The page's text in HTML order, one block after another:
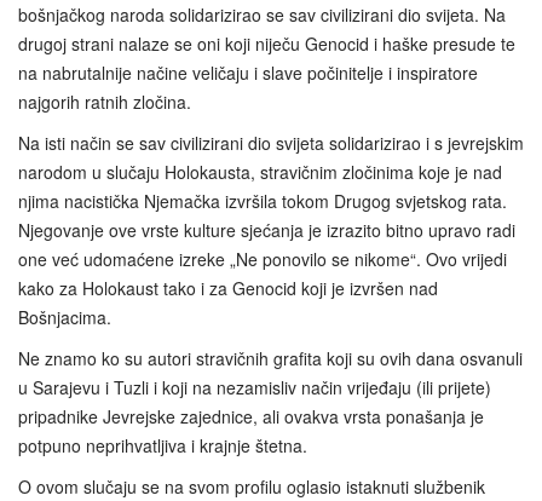
bošnjačkog naroda solidarizirao se sav civilizirani dio svijeta. Na
drugoj strani nalaze se oni koji niječu Genocid i haške presude te
na nabrutalnije načine veličaju i slave počinitelje i inspiratore
najgorih ratnih zločina.
Na isti način se sav civilizirani dio svijeta solidarizirao i s jevrejskim
narodom u slučaju Holokausta, stravičnim zločinima koje je nad
njima nacistička Njemačka izvršila tokom Drugog svjetskog rata.
Njegovanje ove vrste kulture sjećanja je izrazito bitno upravo radi
one već udomaćene izreke „Ne ponovilo se nikome“. Ovo vrijedi
kako za Holokaust tako i za Genocid koji je izvršen nad
Bošnjacima.
Ne znamo ko su autori stravičnih grafita koji su ovih dana osvanuli
u Sarajevu i Tuzli i koji na nezamisliv način vrijeđaju (ili prijete)
pripadnike Jevrejske zajednice, ali ovakva vrsta ponašanja je
potpuno neprihvatljiva i krajnje štetna.
O ovom slučaju se na svom profilu oglasio istaknuti službenik